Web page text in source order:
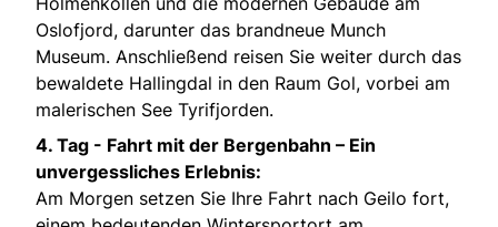
Oslofjord, darunter das brandneue Munch
Museum. Anschließend reisen Sie weiter durch das
bewaldete Hallingdal in den Raum Gol, vorbei am
malerischen See Tyrifjorden.
4. Tag - Fahrt mit der Bergenbahn – Ein
unvergessliches Erlebnis:
Am Morgen setzen Sie Ihre Fahrt nach Geilo fort,